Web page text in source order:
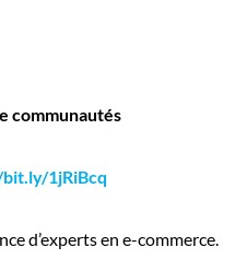
communautés
1jRiBcq
d’experts en e-commerce.